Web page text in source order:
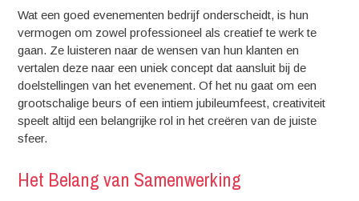
Wat een goed evenementen bedrijf onderscheidt, is hun
vermogen om zowel professioneel als creatief te werk te
gaan. Ze luisteren naar de wensen van hun klanten en
vertalen deze naar een uniek concept dat aansluit bij de
doelstellingen van het evenement. Of het nu gaat om een
grootschalige beurs of een intiem jubileumfeest, creativiteit
speelt altijd een belangrijke rol in het creëren van de juiste
sfeer.
Het Belang van Samenwerking